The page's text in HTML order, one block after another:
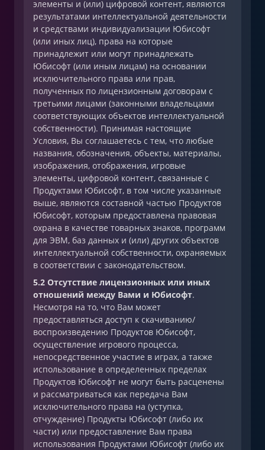
элементы и (или) цифровой контент, являются
результатами интеллектуальной деятельности
и средствами индивидуализации Юбисофт
(или иных лиц), права на которые
принадлежит или могут принадлежать
Юбисофт (или иным лицам) на основании
исключительного права или прав,
полученных по лицензионным договорам с
третьими лицами (законными владельцами
соответствующих объектов интеллектуальной
собственности). Принимая настоящие
Условия, Вы соглашаетесь с тем, что любые
названия, обозначения, объекты, материалы,
изображения, отображения, игровые
элементы, цифровой контент, связанные с
Продуктами Юбисофт, в том числе указанные
выше, являются составной частью Продуктов
Юбисофт, которым предоставлена правовая
охрана в качестве товарных знаков, программ
для ЭВМ, баз данных и (или) других объектов
интеллектуальной собственности, охраняемых
в соответствии с законодательством.
5.2 Отсутствие лицензионных или иных
отношений между Вами и Юбисофт.
Несмотря на то, что Вам может
предоставляться доступ к скачиванию/
воспроизведению Продуктов Юбисофт,
осуществление игрового процесса,
непосредственное участие в играх, а также
использование в определенных пределах
Продуктов Юбисофт не могут быть расценены
и рассматриваться как передача Вам
исключительного права на (уступка,
отчуждение) Продукты Юбисофт (либо их
части) или предоставление Вам права
использования Продуктами Юбисофт (либо их